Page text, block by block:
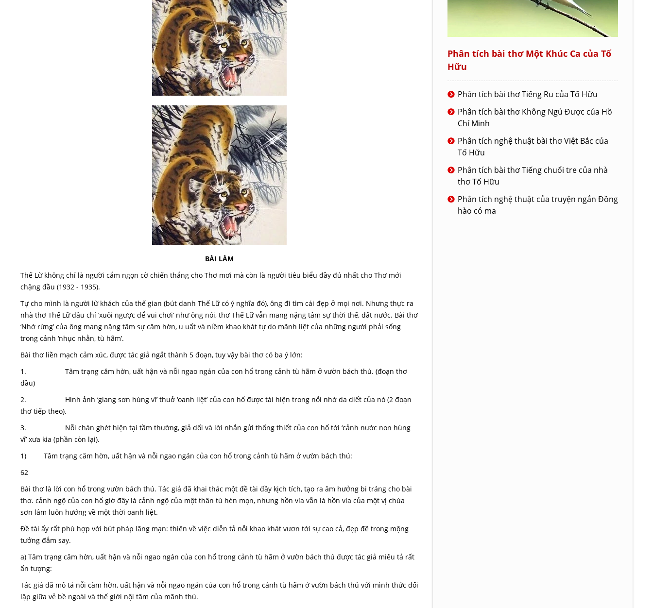
BÀI LÀM
Thế Lữ không chỉ là người cắm ngọn cờ chiến thắng cho Thơ mơi mà còn là người tiêu biểu đầy đủ nhất cho Thơ mới
chặng đầu (1932 - 1935).
Tự cho mình là người lữ khách của thế gian (bút danh Thế Lữ có ý nghĩa đó), ông đi tìm cái đẹp ở mọi nơi. Nhưng thực ra
nhà thơ Thế Lữ đâu chỉ ‘xuôi ngược để vui chơi’ như ông nói, thơ Thế Lữ vẫn mang nặng tâm sự thời thế, đất nước. Bài thơ
‘Nhớ rừng’ của ông mang nặng tâm sự căm hờn, u uất và niềm khao khát tự do mãnh liệt của những người phải sống
trong cảnh ‘nhục nhằn, tù hãm’.
Bài thơ liền mạch cảm xúc, được tác giả ngắt thành 5 đoạn, tuy vậy bài thơ có ba ý lớn:
1. Tâm trạng căm hờn, uất hận và nỗi ngao ngán của con hổ trong cảnh tù hãm ở vườn bách thú. (đoạn thơ
đầu)
2. Hình ảnh ‘giang sơn hùng vĩ’ thuở ‘oanh liệt’ của con hổ được tái hiện trong nỗi nhớ da diết của nó (2 đoạn
thơ tiếp theo).
3. Nỗi chán ghét hiện tại tầm thường, giả dối và lời nhắn gửi thống thiết của con hổ tới ‘cảnh nước non hùng
vĩ’ xưa kia (phần còn lại).
1) Tâm trạng căm hờn, uất hận và nỗi ngao ngán của con hổ trong cảnh tù hãm ở vườn bách thú:
62
Bài thơ là lời con hổ trong vườn bách thú. Tác giả đã khai thác một đề tài đầy kịch tích, tạo ra âm hưởng bi tráng cho bài
thơ. cảnh ngộ của con hổ giờ đây là cảnh ngộ của một thân tù hèn mọn, nhưng hồn vía vẫn là hồn vía của một vị chúa
sơn lâm luôn hướng về một thời oanh liệt.
Đề tài ấy rất phù hợp với bút pháp lãng mạn: thiên về việc diễn tả nỗi khao khát vươn tới sự cao cả, đẹp đẽ trong mộng
tưởng đắm say.
a) Tâm trạng căm hờn, uất hận và nỗi ngao ngán của con hổ trong cảnh tù hãm ở vườn bách thú được tác giả miêu tả rất
ấn tượng:
Tác giả đã mô tả nỗi căm hờn, uất hận và nỗi ngao ngán của con hổ trong cảnh tù hãm ở vườn bách thú với mình thức đối
lập giữa vẻ bề ngoài và thế giới nội tâm của mãnh thú.
Phân tích bài thơ Một Khúc Ca của Tố
Hữu
Phân tích bài thơ Tiếng Ru của Tố Hữu
Phân tích bài thơ Không Ngủ Được của Hồ
Chí Minh
Phân tích nghệ thuật bài thơ Việt Bắc của
Tố Hữu
Phân tích bài thơ Tiếng chuổi tre của nhà
thơ Tố Hữu
Phân tích nghệ thuật của truyện ngắn Đồng
hào có ma